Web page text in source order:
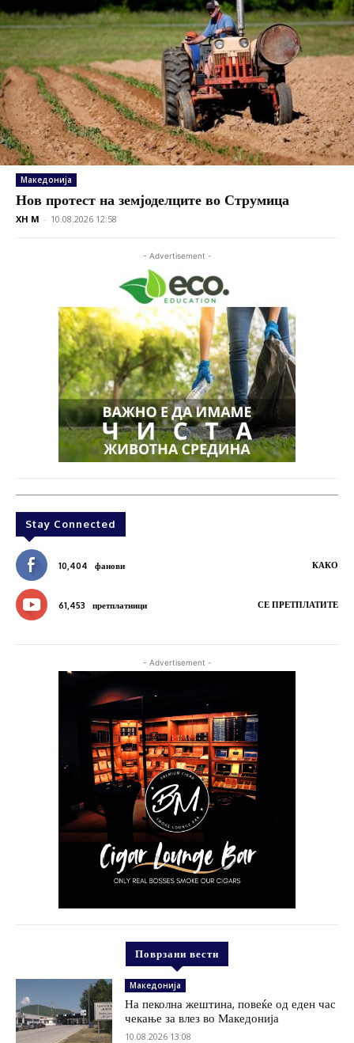
Македонија
Нов протест на земјоделците во Струмица
XH M - 10.08.2026 12:58
- Advertisement -
Stay Connected
10,404 фанови КАКО
61,453 претплатници СЕ ПРЕТПЛАТИТЕ
- Advertisement -
Поврзани вести
Македонија
На пеколна жештина, повеќе од еден час
чекање за влез во Македонија
10.08.2026 13:08